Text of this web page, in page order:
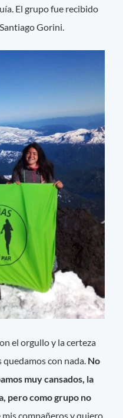
El grupo fue recibido
Gorini.
el orgullo y la certeza
con nada. No
muy cansados, la
pero como grupo no
mis compañeros y quiero